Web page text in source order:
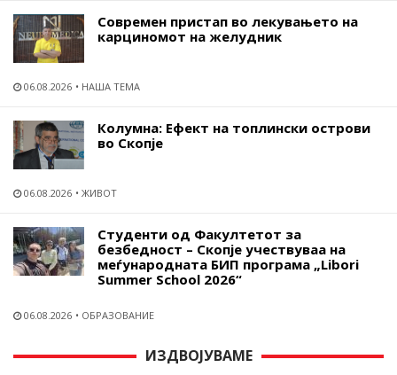
Современ пристап во лекувањето на
карциномот на желудник
06.08.2026 НАША ТЕМА
Колумна: Ефект на топлински острови
во Скопје
06.08.2026 ЖИВОТ
Студенти од Факултетот за
безбедност – Скопје учествуваа на
меѓународната БИП програма „Libori
Summer School 2026“
06.08.2026 ОБРАЗОВАНИЕ
ИЗДВОЈУВАМЕ